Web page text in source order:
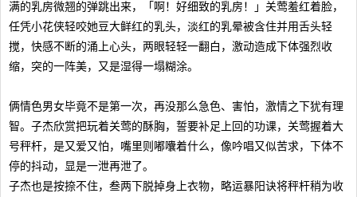
满的乳房微翘的弹跳出来，「啊！好细致的乳房！」关莺羞红着脸，
任凭小花侠轻咬她豆大鲜红的乳头，淡红的乳晕被含住并用舌头轻
搅，快感不断的涌上心头，两眼轻轻一翻白，激动造成下体强烈收
缩，突的一阵美，又是湿得一塌糊涂。
俩情色男女毕竟不是第一次，再没那么急色、害怕，激情之下犹有理
智。子杰欣赏把玩着关莺的酥胸，誓要补足上回的功课，关莺握着大
号秤杆，是又爱又怕，嘴里则嘟囔着什么，像吟唱又似苦求，下体不
停的抖动，显是一泄再泄了。
子杰也是按捺不住，叁两下脱掉身上衣物，略运暴阳诀将秤杆稍为收